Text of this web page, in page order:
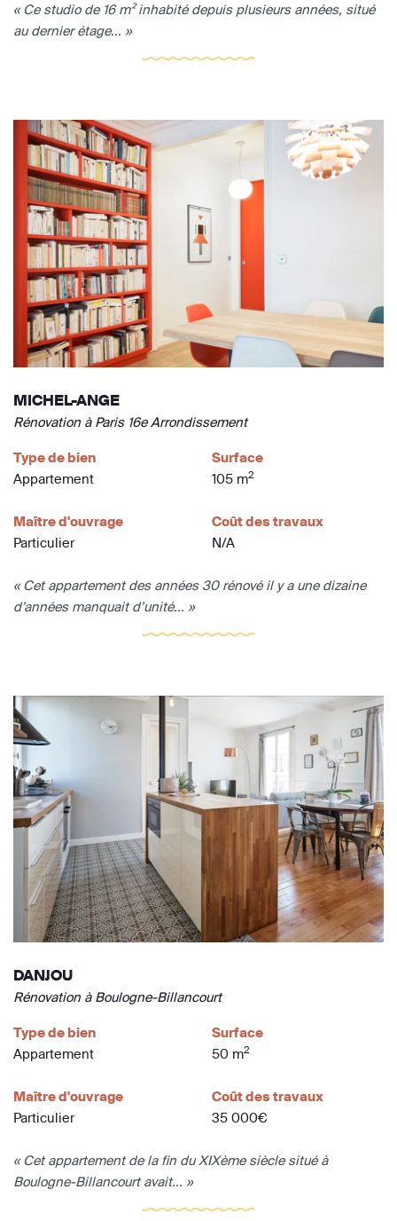
« Ce studio de 16 m² inhabité depuis plusieurs années, situé
au dernier étage... »
MICHEL-ANGE
Rénovation à Paris 16e Arrondissement
Type de bien
Appartement
Surface
105 m2
Maître d'ouvrage
Particulier
Coût des travaux
N/A
« Cet appartement des années 30 rénové il y a une dizaine
d’années manquait d’unité... »
DANJOU
Rénovation à Boulogne-Billancourt
Type de bien
Appartement
Surface
50 m2
Maître d'ouvrage
Particulier
Coût des travaux
35 000€
« Cet appartement de la fin du XIXème siècle situé à
Boulogne-Billancourt avait... »